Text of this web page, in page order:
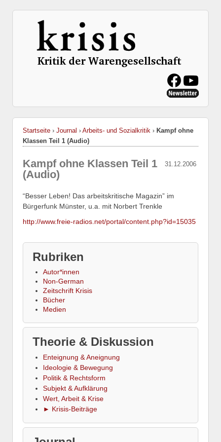
Startseite › Journal › Arbeits- und Sozialkritik › Kampf ohne
Klassen Teil 1 (Audio)
31.12.2006
Kampf ohne Klassen Teil 1
(Audio)
“Besser Leben! Das arbeitskritische Magazin” im
Bürgerfunk Münster, u.a. mit Norbert Trenkle
http://www.freie-radios.net/portal/content.php?id=15035
Rubriken
Autor*innen
Non-German
Zeitschrift Krisis
Bücher
Medien
Theorie & Diskussion
Enteignung & Aneignung
Ideologie & Bewegung
Politik & Rechtsform
Subjekt & Aufklärung
Wert, Arbeit & Krise
► Krisis-Beiträge